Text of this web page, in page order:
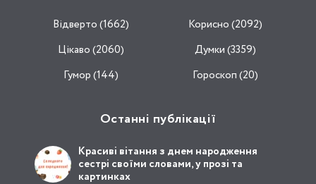
Відвертo (1662)
Корисно (2092)
Цікаво (2060)
Думки (3359)
Гумор (144)
Гороскоп (20)
Останні публікації
Красиві вітання з днем народження
сестрі своїми словами, у прозі та
картинках